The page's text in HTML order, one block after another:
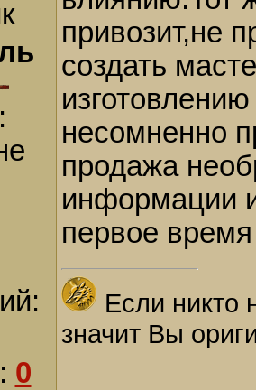
0
привозит,не
создать
несомненно
продажа
информации
первое
Если никто
значит Вы